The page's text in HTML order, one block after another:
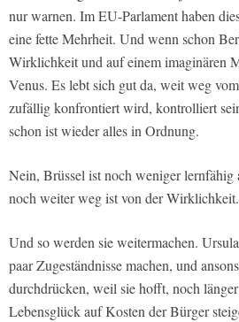
nur warnen. Im EU-Parlament haben
eine fette Mehrheit. Und wenn schon
Wirklichkeit und auf einem imaginären
Venus. Es lebt sich gut da, weit weg
zufällig konfrontiert wird, kontrolliert
schon ist wieder alles in Ordnung.
Nein, Brüssel ist noch weniger
noch weiter weg ist von der Wirklichkeit.
Und so werden sie weitermachen.
paar Zugeständnisse machen, und
durchdrücken, weil sie hofft, noch
Lebensglück auf Kosten der Bürger